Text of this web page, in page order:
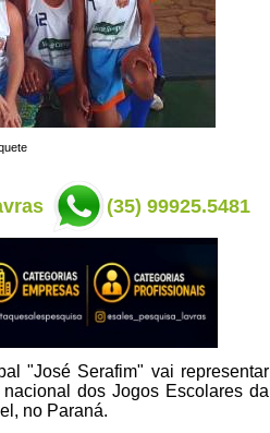
(35) 99925.5481
"José Serafim" vai representar
dos Jogos Escolares da
no Paraná.